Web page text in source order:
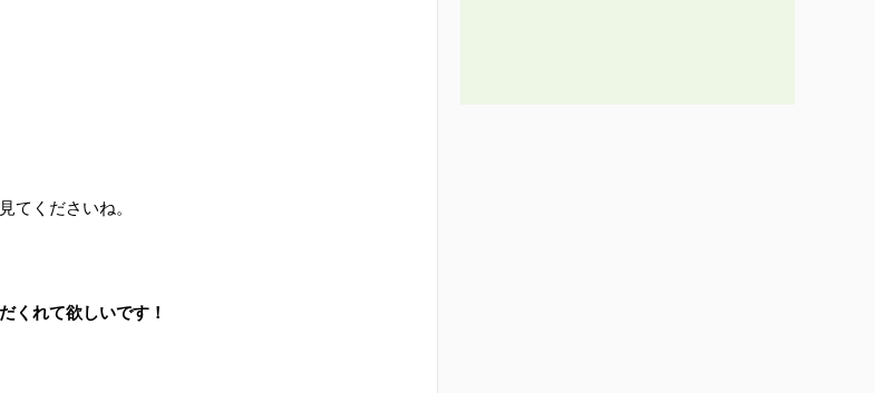
てくださいね。
くれて欲しいです！